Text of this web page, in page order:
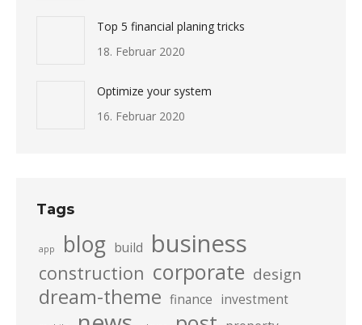
Top 5 financial planing tricks
18. Februar 2020
Optimize your system
16. Februar 2020
Tags
app blog build business
construction corporate design
dream-theme finance investment